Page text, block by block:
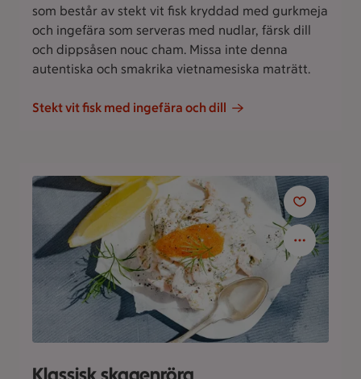
som består av stekt vit fisk kryddad med gurkmeja
och ingefära som serveras med nudlar, färsk dill
och dippsåsen nouc cham. Missa inte denna
autentiska och smakrika vietnamesiska maträtt.
Stekt vit fisk med ingefära och dill